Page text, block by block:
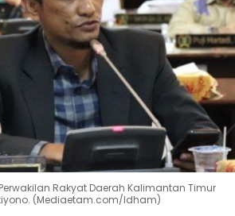
Rakyat Daerah Kalimantan Timur
(Mediaetam.com/Idham)